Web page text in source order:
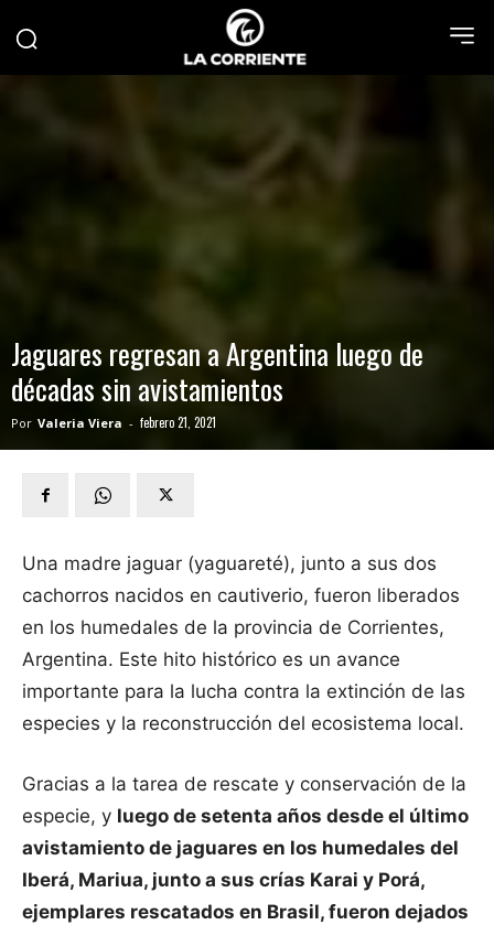
Jaguares regresan a Argentina luego de
décadas sin avistamientos
Por Valeria Viera - febrero 21, 2021
Una madre jaguar (yaguareté), junto a sus dos
cachorros nacidos en cautiverio, fueron liberados
en los humedales de la provincia de Corrientes,
Argentina. Este hito histórico es un avance
importante para la lucha contra la extinción de las
especies y la reconstrucción del ecosistema local.
Gracias a la tarea de rescate y conservación de la
especie, y luego de setenta años desde el último
avistamiento de jaguares en los humedales del
Iberá, Mariua, junto a sus crías Karai y Porá,
ejemplares rescatados en Brasil, fueron dejados